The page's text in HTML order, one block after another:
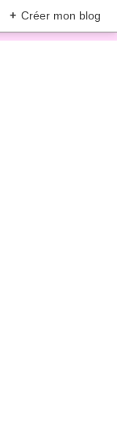
+ Créer mon blog